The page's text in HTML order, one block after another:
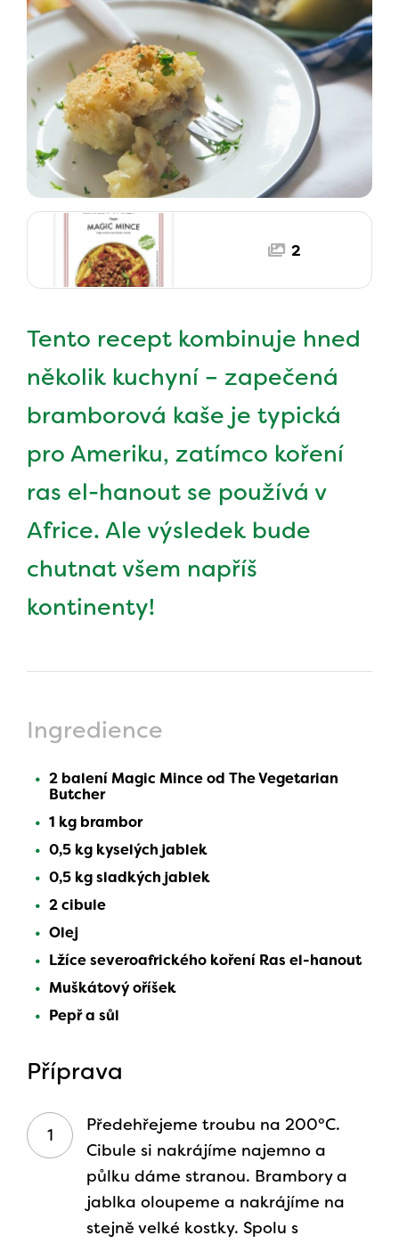
2
Tento recept kombinuje hned
několik kuchyní – zapečená
bramborová kaše je typická
pro Ameriku, zatímco koření
ras el-hanout se používá v
Africe. Ale výsledek bude
chutnat všem napříš
kontinenty!
Ingredience
2 balení Magic Mince od The Vegetarian
Butcher
1 kg brambor
0,5 kg kyselých jablek
0,5 kg sladkých jablek
2 cibule
Olej
Lžíce severoafrického koření Ras el-hanout
Muškátový oříšek
Pepř a sůl
Příprava
Předehřejeme troubu na 200°C.
Cibule si nakrájíme najemno a
půlku dáme stranou. Brambory a
jablka oloupeme a nakrájíme na
stejně velké kostky. Spolu s